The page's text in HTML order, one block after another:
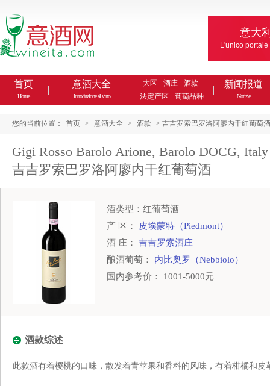
意大
L'unico
首页
Home
意酒大全
Introduzione al vino
大区 酒庄
酒款
法定产区
葡萄品种
新闻报道
Notizie
您的当前位置： 首页 > 意酒大全 > 酒款 > 吉吉罗索巴罗洛阿廖内干红葡萄
Gigi Rosso Barolo Arione, Barolo DOCG, Italy
吉吉罗索巴罗洛阿廖内干红葡萄酒
酒类型：红葡萄酒
产 区：
皮埃蒙特（Piedmont）
酒 庄： 吉吉罗索酒庄
酿酒葡萄： 内比奥罗（Nebbiolo）
国内参考价： 1001-5000元
酒款综述
此款酒有着樱桃的口味，散发着青苹果和香料的风味，有着柑橘和